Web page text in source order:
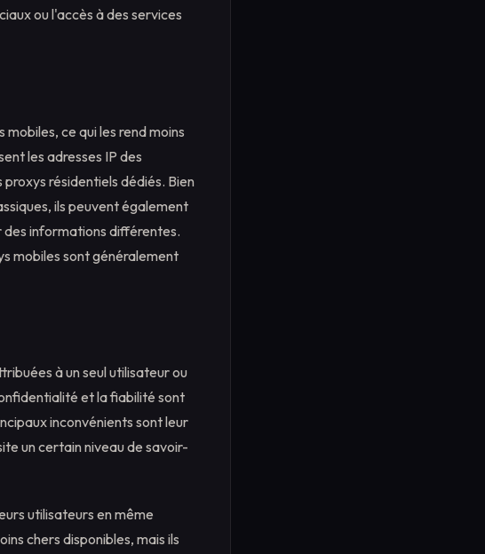
ou l'accès à des services
ce qui les rend moins
les adresses IP des
résidentiels dédiés. Bien
ils peuvent également
des informations différentes.
mobiles sont généralement
à un seul utilisateur ou
et la fiabilité sont
inconvénients sont leur
un certain niveau de savoir-
utilisateurs en même
chers disponibles, mais ils